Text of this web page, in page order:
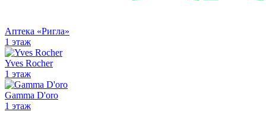
Аптека «Ригла»
1 этаж
Yves Rocher
1 этаж
Gamma D'oro
1 этаж